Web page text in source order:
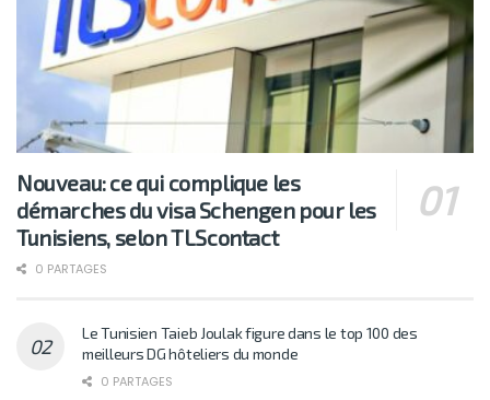
Nouveau: ce qui complique les
démarches du visa Schengen pour les
Tunisiens, selon TLScontact
0 PARTAGES
Le Tunisien Taieb Joulak figure dans le top 100 des
meilleurs DG hôteliers du monde
0 PARTAGES